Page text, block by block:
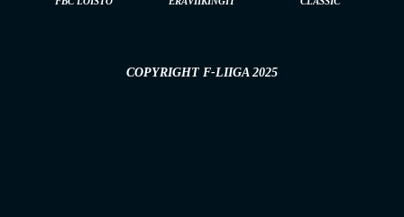
COPYRIGHT F-LIIGA 2025